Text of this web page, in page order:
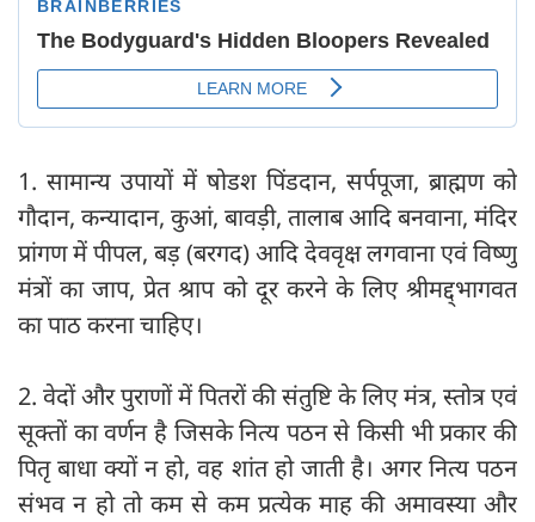
1. सामान्य उपायों में षोडश पिंडदान, सर्पपूजा, ब्राह्मण को
गौदान, कन्यादान, कुआं, बावड़ी, तालाब आदि बनवाना, मंदिर
प्रांगण में पीपल, बड़ (बरगद) आदि देववृक्ष लगवाना एवं विष्णु
मंत्रों का जाप, प्रेत श्राप को दूर करने के लिए श्रीमद्द्भागवत
का पाठ करना चाहिए।
2. वेदों और पुराणों में पितरों की संतुष्टि के लिए मंत्र, स्तोत्र एवं
सूक्तों का वर्णन है जिसके नित्य पठन से किसी भी प्रकार की
पितृ बाधा क्यों न हो, वह शांत हो जाती है। अगर नित्य पठन
संभव न हो तो कम से कम प्रत्येक माह की अमावस्या और